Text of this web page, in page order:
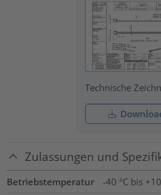
Technische
Zulassungen und
Betriebstemperatur
-40 °C bis